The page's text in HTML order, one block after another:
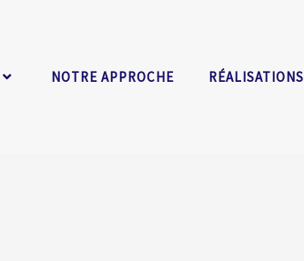
NOTRE APPROCHE RÉALISATIONS